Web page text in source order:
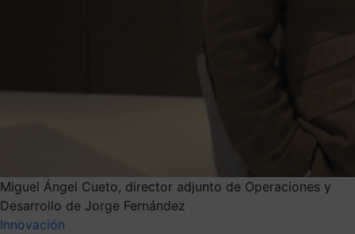
Miguel Ángel Cueto, director adjunto de Operaciones y
Desarrollo de Jorge Fernández
Innovación